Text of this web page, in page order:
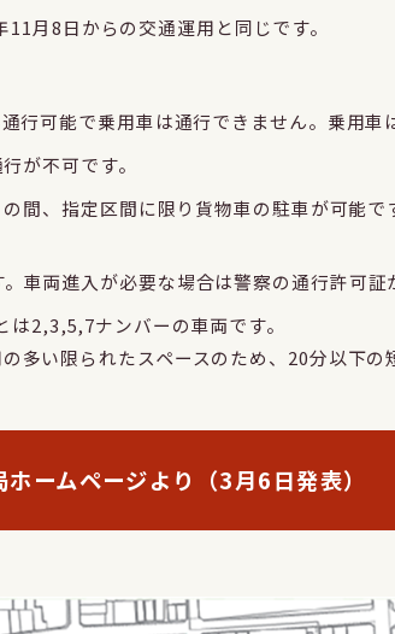
月8日からの交通運用と同じです。
行可能で乗用車は通行できません。乗用車
が不可です。
間、指定区間に限り貨物車の駐車が可能で
車両進入が必要な場合は警察の通行許可証
2,3,5,7ナンバーの車両です。
多い限られたスペースのため、20分以下の
ームページより（3月6日発表）